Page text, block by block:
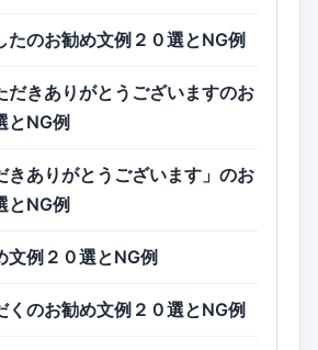
たのお勧め文例２０選とNG例
だきありがとうございますのお
とNG例
きありがとうございます」のお
とNG例
文例２０選とNG例
くのお勧め文例２０選とNG例